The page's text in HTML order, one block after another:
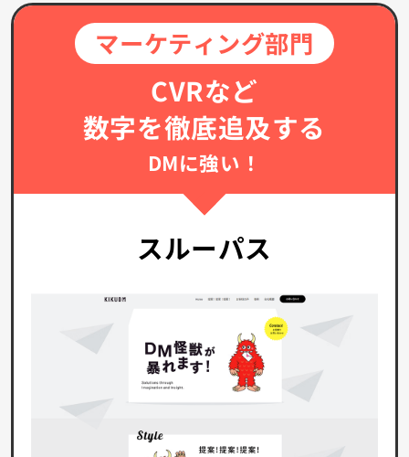
マーケティング部門
CVRなど
数字を徹底追及する
DMに強い！
スルーパス